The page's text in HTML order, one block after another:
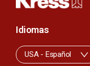
Idiomas
USA - Español